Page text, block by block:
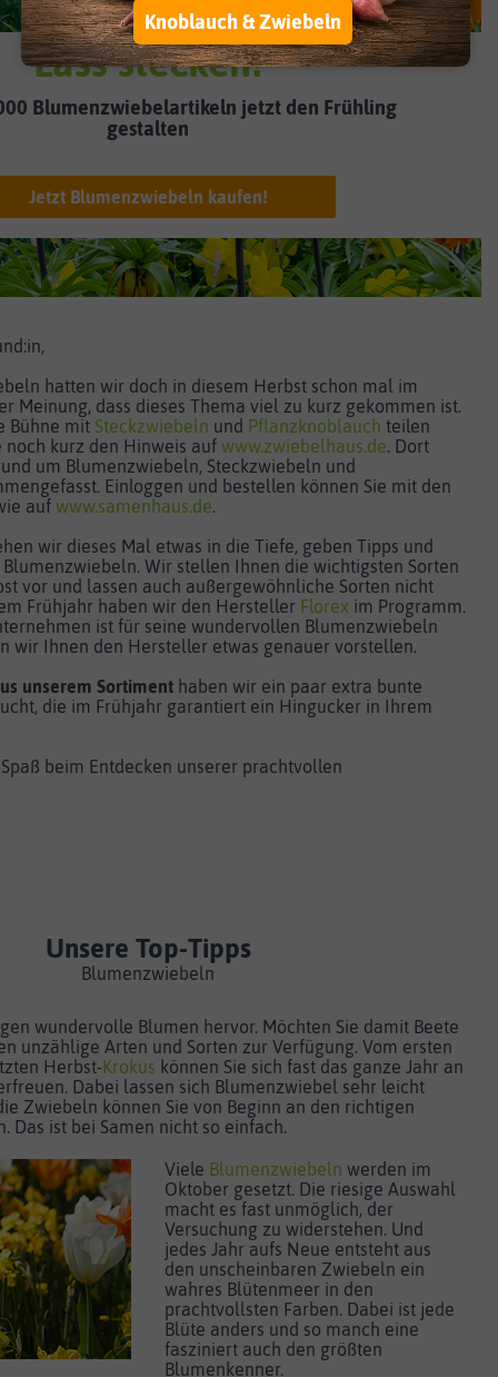
Lass stecken!
Blumenzwiebelartikeln jetzt den Frühling
gestalten
Jetzt Blumenzwiebeln kaufen!
hatten wir doch in diesem Herbst schon mal im
Meinung, dass dieses Thema viel zu kurz gekommen ist.
Bühne mit Steckzwiebeln und Pflanzknoblauch teilen
noch kurz den Hinweis auf www.zwiebelhaus.de. Dort
um Blumenzwiebeln, Steckzwiebeln und
Einloggen und bestellen können Sie mit den
auf www.samenhaus.de.
wir dieses Mal etwas in die Tiefe, geben Tipps und
Blumenzwiebeln. Wir stellen Ihnen die wichtigsten Sorten
vor und lassen auch außergewöhnliche Sorten nicht
Frühjahr haben wir den Hersteller Florex im Programm.
ist für seine wundervollen Blumenzwiebeln
wir Ihnen den Hersteller etwas genauer vorstellen.
unserem Sortiment haben wir ein paar extra bunte
die im Frühjahr garantiert ein Hingucker in Ihrem
beim Entdecken unserer prachtvollen
Unsere Top-Tipps
Blumenzwiebeln
wundervolle Blumen hervor. Möchten Sie damit Beete
unzählige Arten und Sorten zur Verfügung. Vom ersten
Herbst-Krokus können Sie sich fast das ganze Jahr an
Dabei lassen sich Blumenzwiebel sehr leicht
Zwiebeln können Sie von Beginn an den richtigen
Das ist bei Samen nicht so einfach.
Viele Blumenzwiebeln werden im
Oktober gesetzt. Die riesige Auswahl
macht es fast unmöglich, der
Versuchung zu widerstehen. Und
jedes Jahr aufs Neue entsteht aus
den unscheinbaren Zwiebeln ein
wahres Blütenmeer in den
prachtvollsten Farben. Dabei ist jede
Blüte anders und so manch eine
fasziniert auch den größten
Blumenkenner.
Knoblauch & Zwiebeln